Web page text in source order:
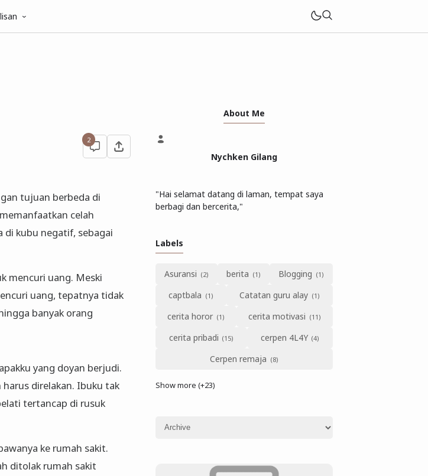
2
tujuan berbeda di
celah
di kubu negatif, sebagai
mencuri uang. Meski
uang, tepatnya tidak
banyak orang
yang doyan berjudi.
direlakan. Ibuku tak
tertancap di rusuk
ke rumah sakit.
ditolak rumah sakit
About Me
Nychken Gilang
"Hai selamat datang di laman, tempat saya
berbagi dan bercerita,"
Labels
Asuransi berita
Blogging
captbala
Catatan guru alay
cerita horor
cerita motivasi
cerita pribadi
cerpen 4L4Y
Cerpen remaja
Show more (+23)